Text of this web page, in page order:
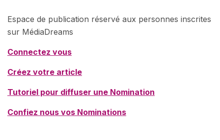
Espace de publication réservé aux personnes inscrites
sur MédiaDreams
Connectez vous
Créez votre article
Tutoriel pour diffuser une Nomination
Confiez nous vos Nominations